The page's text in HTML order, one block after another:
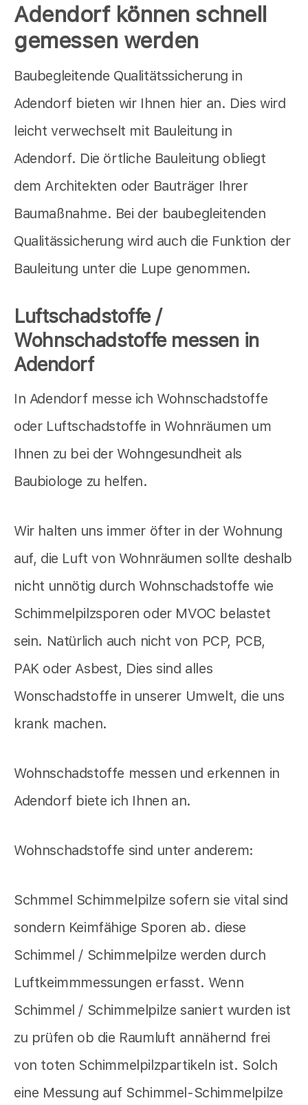
Adendorf können schnell
gemessen werden
Baubegleitende Qualitätssicherung in
Adendorf bieten wir Ihnen hier an. Dies wird
leicht verwechselt mit Bauleitung in
Adendorf. Die örtliche Bauleitung obliegt
dem Architekten oder Bauträger Ihrer
Baumaßnahme. Bei der baubegleitenden
Qualitässicherung wird auch die Funktion der
Bauleitung unter die Lupe genommen.
Luftschadstoffe /
Wohnschadstoffe messen in
Adendorf
In Adendorf messe ich Wohnschadstoffe
oder Luftschadstoffe in Wohnräumen um
Ihnen zu bei der Wohngesundheit als
Baubiologe zu helfen.
Wir halten uns immer öfter in der Wohnung
auf, die Luft von Wohnräumen sollte deshalb
nicht unnötig durch Wohnschadstoffe wie
Schimmelpilzsporen oder MVOC belastet
sein. Natürlich auch nicht von PCP, PCB,
PAK oder Asbest, Dies sind alles
Wonschadstoffe in unserer Umwelt, die uns
krank machen.
Wohnschadstoffe messen und erkennen in
Adendorf biete ich Ihnen an.
Wohnschadstoffe sind unter anderem:
Schmmel Schimmelpilze sofern sie vital sind
sondern Keimfähige Sporen ab. diese
Schimmel / Schimmelpilze werden durch
Luftkeimmmessungen erfasst. Wenn
Schimmel / Schimmelpilze saniert wurden ist
zu prüfen ob die Raumluft annähernd frei
von toten Schimmelpilzpartikeln ist. Solch
eine Messung auf Schimmel-Schimmelpilze